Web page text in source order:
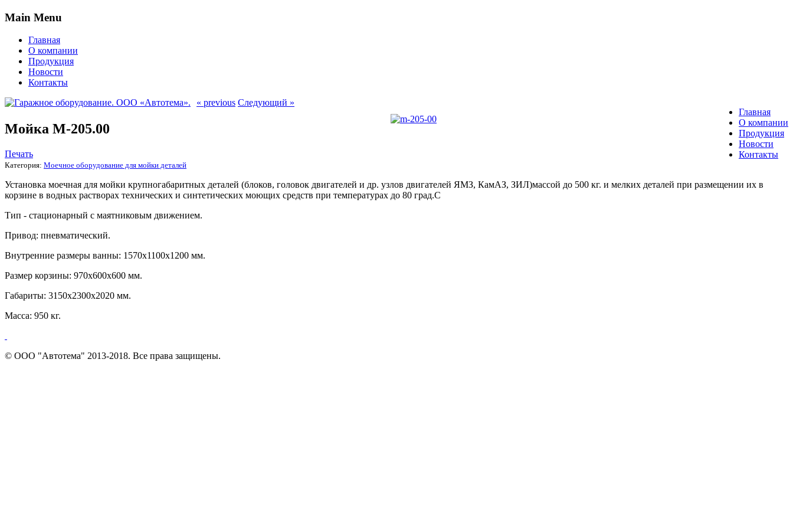
Main Menu
Главная
О компании
Продукция
Новости
Контакты
Главная
О компании
Продукция
Новости
Контакты
« previous Следующий »
Мойка М-205.00
Печать
Категория: Моечное оборудование для мойки деталей
Установка моечная для мойки крупногабаритных деталей (блоков, головок двигателей и др. узлов двигателей ЯМЗ, КамАЗ, ЗИЛ)массой до 500 кг. и мелких деталей при размещении их в
корзине в водных растворах технических и синтетических моющих средств при температурах до 80 град.С
Тип - стационарный с маятниковым движением.
Привод: пневматический.
Внутренние размеры ванны: 1570х1100х1200 мм.
Размер корзины: 970х600х600 мм.
Габариты: 3150х2300х2020 мм.
Масса: 950 кг.
© ООО "Автотема" 2013-2018. Все права защищены.